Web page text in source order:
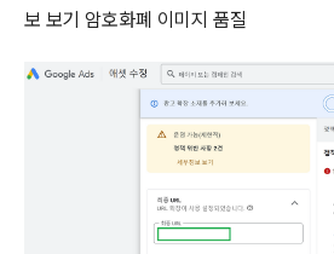
보 보기 암호화폐 이미지 품질